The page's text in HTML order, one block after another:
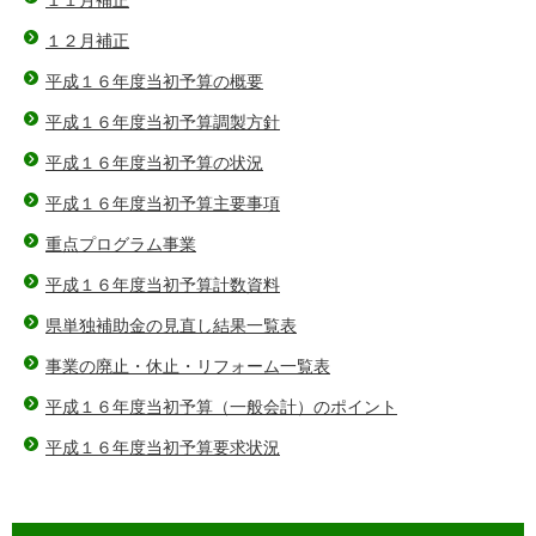
１２月補正
平成１６年度当初予算の概要
平成１６年度当初予算調製方針
平成１６年度当初予算の状況
平成１６年度当初予算主要事項
重点プログラム事業
平成１６年度当初予算計数資料
県単独補助金の見直し結果一覧表
事業の廃止・休止・リフォーム一覧表
平成１６年度当初予算（一般会計）のポイント
平成１６年度当初予算要求状況